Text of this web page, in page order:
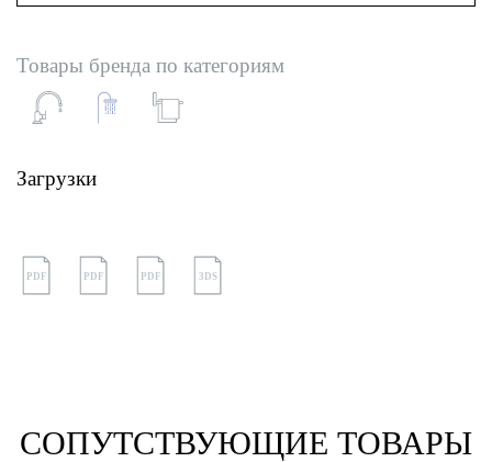
Товары бренда по категориям
Загрузки
PDF PDF PDF 3DS
СОПУТСТВУЮЩИЕ ТОВАРЫ